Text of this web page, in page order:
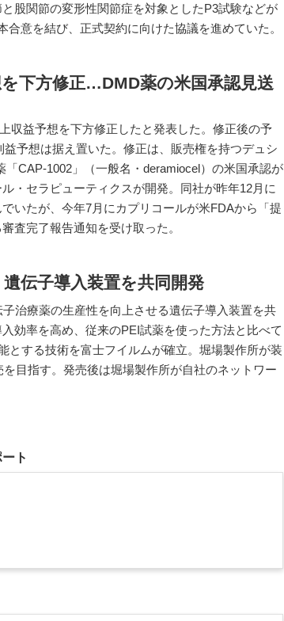
股関節の変形性関節症を対象としたP3試験などが
意を結び、正式契約に向けた協議を進めていた。
下方修正…DMD薬の米国承認見送
収益予想を下方修正したと発表した。修正後の予
予想は据え置いた。修正は、販売権を持つデュシ
CAP-1002」（一般名・deramiocel）の米国承認が
・セラピューティクスが開発。同社が昨年12月に
いたが、今年7月にカプリコールが米FDAから「提
査完了報告通知を受け取った。
伝子導入装置を共同開発
治療薬の生産性を向上させる遺伝子導入装置を共
効率を高め、従来のPEI試薬を使った方法と比べて
とする技術を富士フイルムが確立。堀場製作所が装
目指す。発売後は堀場製作所が自社のネットワー
ト